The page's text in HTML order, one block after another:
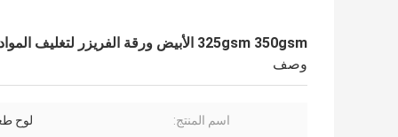
325gsm 350gsm الأبيض ورقة الفريزر لتغليف المواد الغذائية المجمدة 37 "X 25" السائبة
وصف
اسم المنتج: لوح